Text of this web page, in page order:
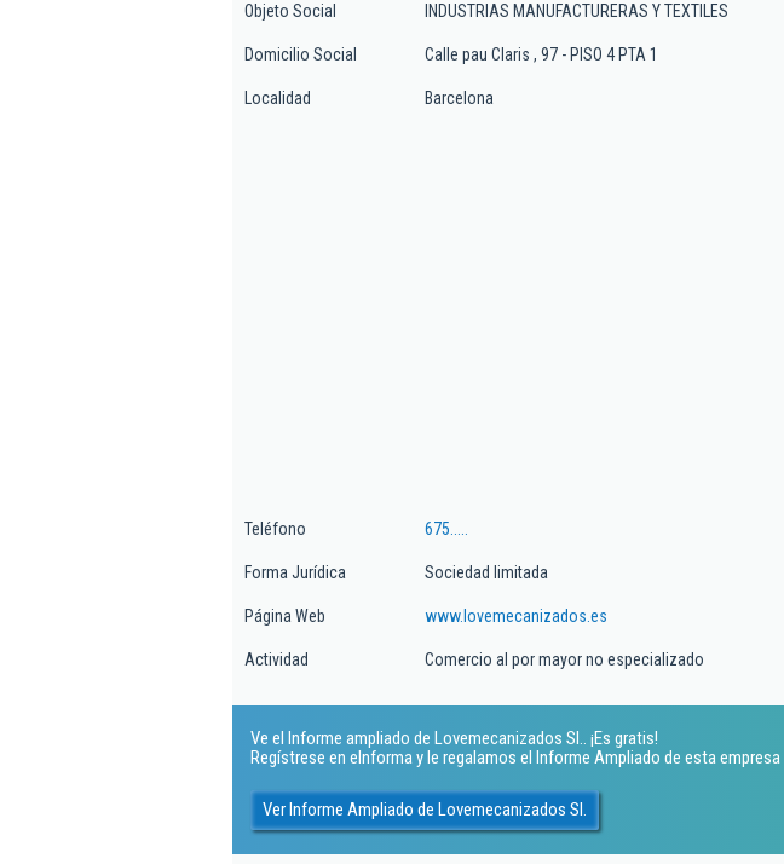
Objeto Social INDUSTRIAS MANUFACTURERAS Y TEXTILES
Domicilio Social Calle pau Claris , 97 - PISO 4 PTA 1
Localidad Barcelona
Teléfono 675.....
Forma Jurídica Sociedad limitada
Página Web www.lovemecanizados.es
Actividad Comercio al por mayor no especializado
Ve el Informe ampliado de Lovemecanizados Sl.. ¡Es gratis!
Regístrese en eInforma y le regalamos el Informe Ampliado de esta empresa
Ver Informe Ampliado de Lovemecanizados Sl.